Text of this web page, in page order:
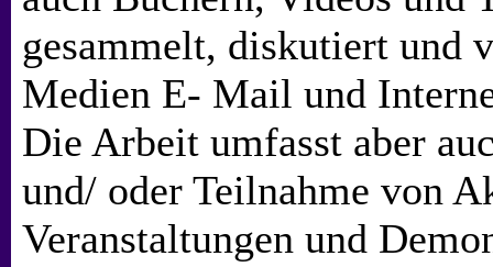
gesammelt, diskutiert und
Medien E- Mail und
Die Arbeit umfasst aber
und/ oder Teilnahme von
Veranstaltungen und